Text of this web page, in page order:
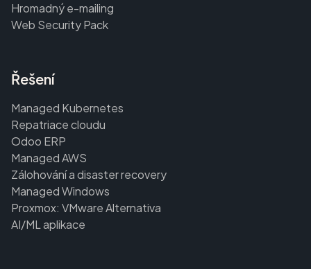
Hromadný e-mailing
Web Security Pack
Řešení
Managed Kubernetes
Repatriace cloudu
Odoo ERP
Managed AWS
Zálohování a disaster recovery
Managed Windows
Proxmox: VMware Alternativa
AI/ML aplikace